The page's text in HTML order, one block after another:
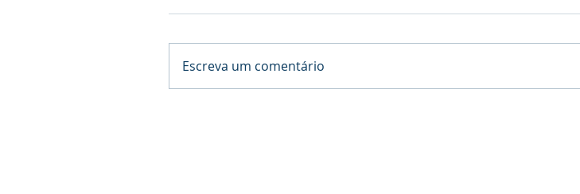
Escreva um comentário